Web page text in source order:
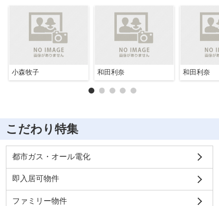
小森牧子 和田利奈 和田利奈
こだわり特集
都市ガス・オール電化
即入居可物件
ファミリー物件